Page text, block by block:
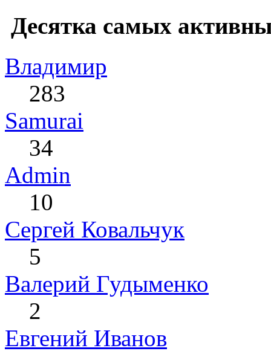
Десятка самых
Влaдимир
283
Samurai
34
Admin
10
Сергей Ковальчук
5
Валерий Гудыменко
2
Евгений Иванов